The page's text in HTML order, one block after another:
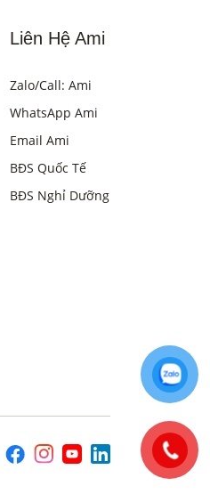
Liên Hệ Ami
Zalo/Call: Ami
WhatsApp Ami
Email Ami
BĐS Quốc Tế
BĐS Nghỉ Dưỡng